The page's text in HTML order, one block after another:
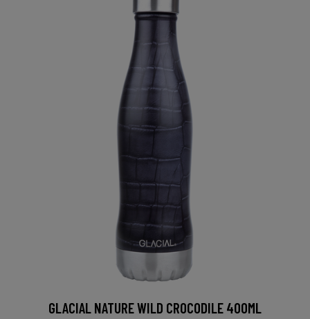
GLACIAL NATURE WILD CROCODILE 400ML